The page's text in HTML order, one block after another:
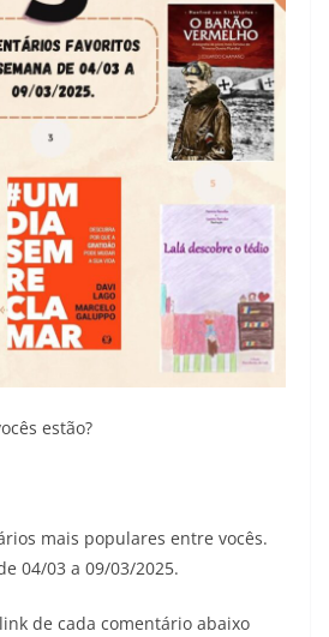
estão?
mais populares entre vocês.
04/03 a 09/03/2025.
de cada comentário abaixo